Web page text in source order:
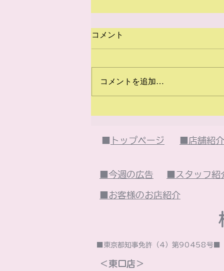
コメント
コメントを追加…
トップページ ■店舗紹介
■今週の広告 ■スタッフ紹
■お客様のお店紹介
■東京都知事免許（4）第90458号■
＜東口店＞